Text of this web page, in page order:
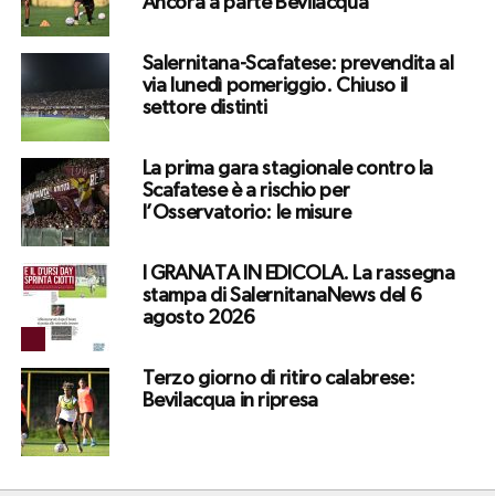
Salernitana-Scafatese: prevendita al
via lunedì pomeriggio. Chiuso il
settore distinti
La prima gara stagionale contro la
Scafatese è a rischio per
l’Osservatorio: le misure
I GRANATA IN EDICOLA. La rassegna
stampa di SalernitanaNews del 6
agosto 2026
Terzo giorno di ritiro calabrese:
Bevilacqua in ripresa